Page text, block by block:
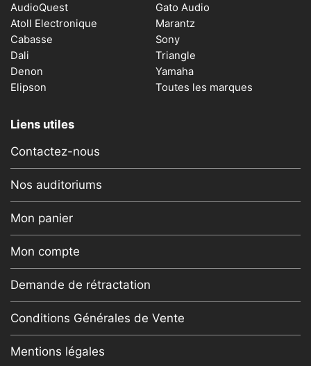
AudioQuest
Atoll Electronique
Cabasse
Dali
Denon
Elipson
Gato Audio
Marantz
Sony
Triangle
Yamaha
Toutes les marques
Liens utiles
Contactez-nous
Nos auditoriums
Mon panier
Mon compte
Demande de rétractation
Conditions Générales de Vente
Mentions légales